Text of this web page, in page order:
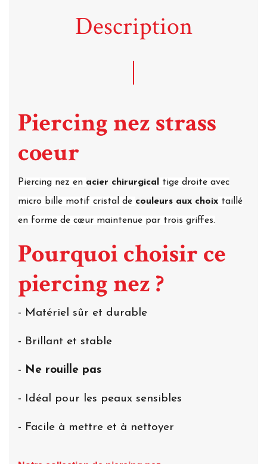
Description
Piercing nez strass
coeur
Piercing nez en acier chirurgical
tige droite avec
micro bille motif cristal de couleurs aux choix taillé
en forme de cœur maintenue par trois griffes.
Pourquoi choisir ce
piercing nez ?
- Matériel sûr et durable
- Brillant et stable
- Ne rouille pas
- Idéal pour les peaux sensibles
- Facile à mettre et à nettoyer